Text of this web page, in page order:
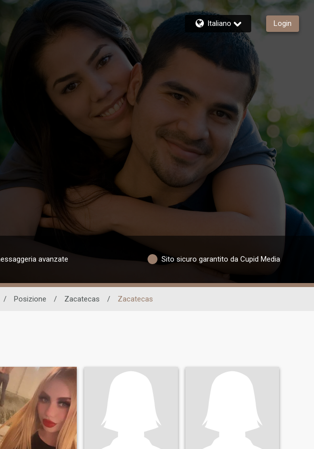
Italiano Login
avanzate Sito sicuro garantito da Cupid Media
/ Posizione / Zacatecas / Zacatecas